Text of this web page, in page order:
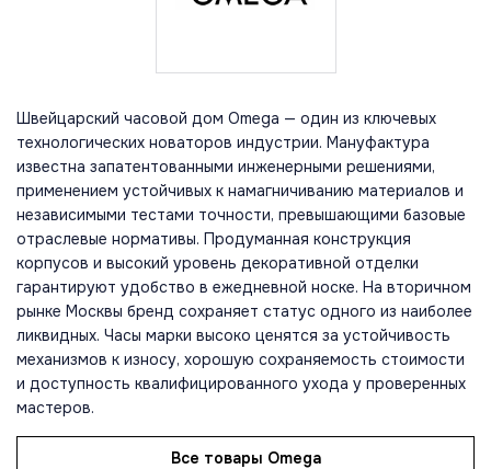
Швейцарский часовой дом Omega — один из ключевых
технологических новаторов индустрии. Мануфактура
известна запатентованными инженерными решениями,
применением устойчивых к намагничиванию материалов и
независимыми тестами точности, превышающими базовые
отраслевые нормативы. Продуманная конструкция
корпусов и высокий уровень декоративной отделки
гарантируют удобство в ежедневной носке. На вторичном
рынке Москвы бренд сохраняет статус одного из наиболее
ликвидных. Часы марки высоко ценятся за устойчивость
механизмов к износу, хорошую сохраняемость стоимости
и доступность квалифицированного ухода у проверенных
мастеров.
Все товары Omega